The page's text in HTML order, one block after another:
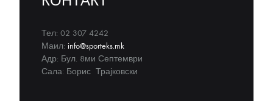
Тел: 02 307 4242
Маил: info@sporteks.mk
Адр: Бул. 8ми Септември
Сала: Борис Трајковски